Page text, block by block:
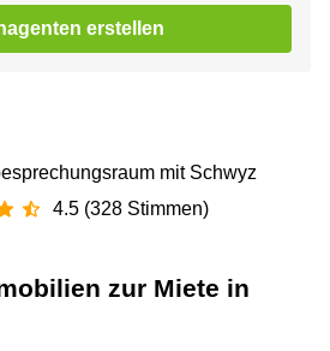
erstellen
mit Schwyz
4.5 (328 Stimmen)
zur Miete in